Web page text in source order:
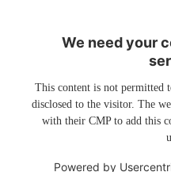
We need your
This content is not permitted
disclosed to the visitor. The
with their CMP to add this
Powered by